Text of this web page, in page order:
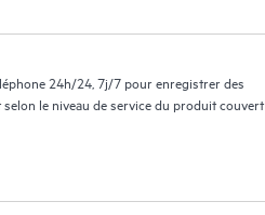
24h/24, 7j/7 pour enregistrer des
le niveau de service du produit couvert